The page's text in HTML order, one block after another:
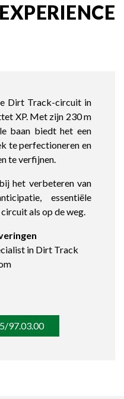
Dirt Track-circuit in
XP. Met zijn 230 m
baan biedt het een
te perfectioneren en
te verfijnen.
het verbeteren van
essentiële
als op de weg.
in Dirt Track
97.03.00